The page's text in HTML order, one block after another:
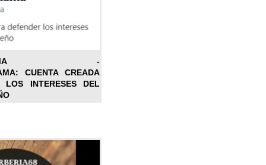
-
CUENTA CREADA
LOS INTERESES DEL